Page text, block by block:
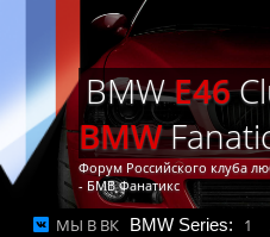
BMWE46
BMW
Форум Российского клуба
- БМВ Фанатикс
МЫ В ВК BMW Series: 1